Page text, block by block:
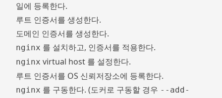
일에 등록한다.
루트 인증서를 생성한다.
도메인 인증서를 생성한다.
nginx 를 설치하고, 인증서를 적용한다.
nginx virtual host 를 설정한다.
루트 인증서를 OS 신뢰저장소에 등록한다.
nginx 를 구동한다. (도커로 구동할 경우 --add-